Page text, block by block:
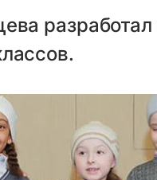
разработал